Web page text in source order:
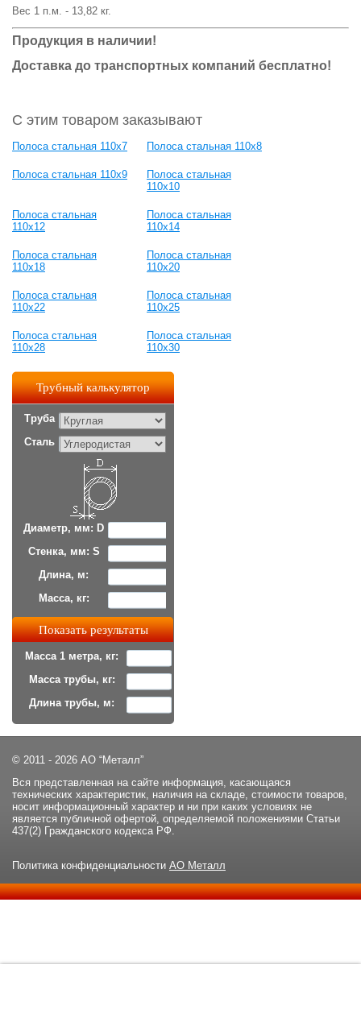
Вес 1 п.м. - 13,82 кг.
Продукция в наличии!
Доставка до транспортных компаний бесплатно!
С этим товаром заказывают
Полоса стальная 110x7 Полоса стальная 110x8
Полоса стальная 110x9
Полоса стальная
110x10
Полоса стальная
110x12
Полоса стальная
110x14
Полоса стальная
110x18
Полоса стальная
110x20
Полоса стальная
110x22
Полоса стальная
110x25
Полоса стальная
110x28
Полоса стальная
110x30
Трубный калькулятор
Труба
Сталь
Диаметр, мм: D
Стенка, мм: S
Длина, м:
Масса, кг:
Масса 1 метра, кг:
Масса трубы, кг:
Длина трубы, м:
© 2011 - 2026 АО “Металл”
Вся представленная на сайте информация, касающаяся
технических характеристик, наличия на складе, стоимости товаров,
носит информационный характер и ни при каких условиях не
является публичной офертой, определяемой положениями Статьи
437(2) Гражданского кодекса РФ.
Политика конфиденциальности АО Металл